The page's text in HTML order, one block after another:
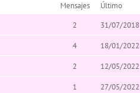
Mensajes
Último
2 31/07/2018
4 18/01/2022
2 12/05/2022
1 27/05/2022